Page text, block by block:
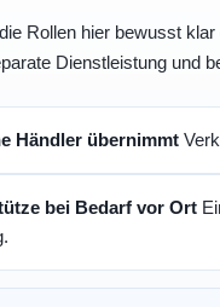
Rollen hier bewusst
Dienstleistung und
Händler übernimmt
bei Bedarf vor Ort